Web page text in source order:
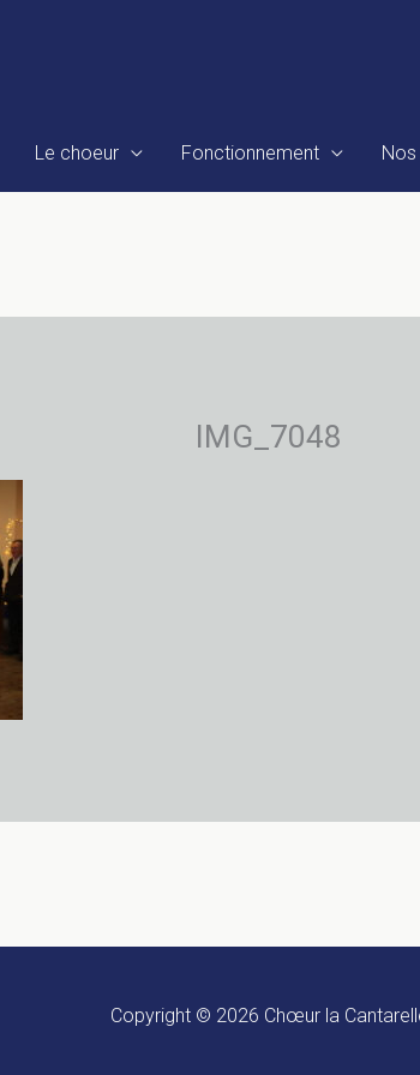
Le choeur Fonctionnement
IMG_7048
Copyright © 2026 Chœur la